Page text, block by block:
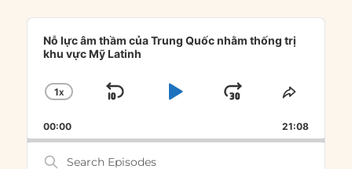
Audio
Player
Nỗ lực âm thầm của Trung Quốc nhằm thống trị
khu vực Mỹ Latinh
CHANGE
RATE
1X
SKIP
PLAYJUMP
FORWARD
SHARE
00:00 21:08
Search